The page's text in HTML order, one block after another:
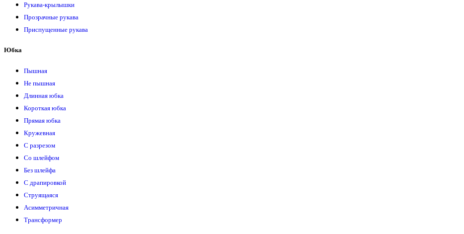
Рукава-крылышки
Прозрачные рукава
Приспущенные рукава
Юбка
Пышная
Не пышная
Длинная юбка
Короткая юбка
Прямая юбка
Кружевная
С разрезом
Со шлейфом
Без шлейфа
С драпировкой
Струящаяся
Асимметричная
Трансформер